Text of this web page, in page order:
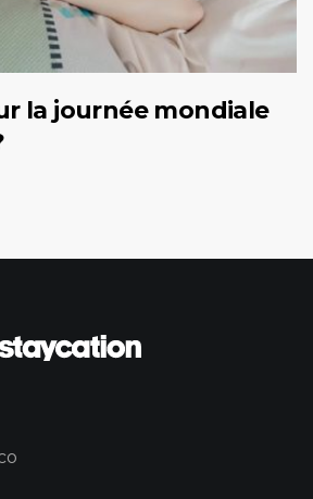
la journée mondiale